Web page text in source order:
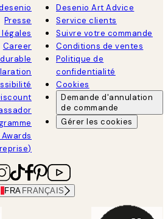
Presse
Career
Desenio Art Advice
Service clients
Suivre votre commande
Conditions de ventes
Politique de
confidentialité
Cookies
Demande d'annulation
de commande
Gérer les cookies
FRA FRANÇAIS